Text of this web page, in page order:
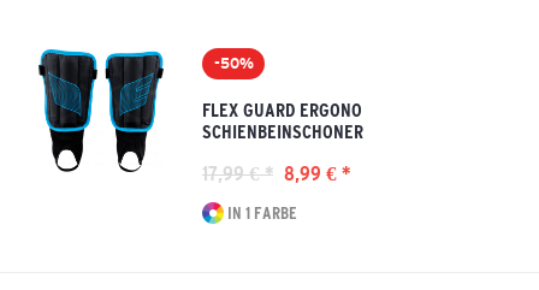
-50%
FLEX GUARD ERGONO
SCHIENBEINSCHONER
17,99 € * 8,99 € *
IN 1 FARBE